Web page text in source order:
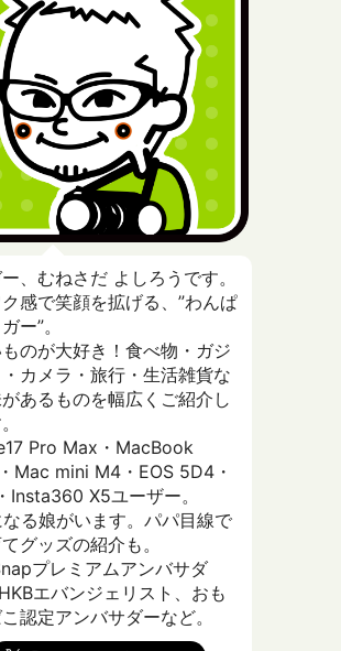
、むねさだ よしろうです。
感で笑顔を拡げる、”わんぱ
ー”。
のが大好き！食べ物・ガジ
カメラ・旅行・生活雑貨な
あるものを幅広くご紹介し
Pro Max・MacBook
Mac mini M4・EOS 5D4・
Insta360 X5ユーザー。
なる娘がいます。パパ目線で
グッズの紹介も。
プレミアムアンバサダ
エバンジェリスト、おも
認定アンバサダーなど。